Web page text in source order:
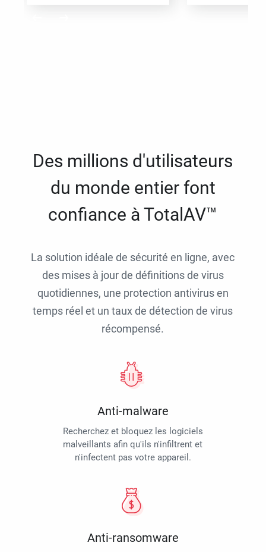
Des millions d'utilisateurs
du monde entier font
confiance à TotalAV™
La solution idéale de sécurité en ligne, avec
des mises à jour de définitions de virus
quotidiennes, une protection antivirus en
temps réel et un taux de détection de virus
récompensé.
Anti-malware
Recherchez et bloquez les logiciels
malveillants afin qu'ils n'infiltrent et
n'infectent pas votre appareil.
Anti-ransomware